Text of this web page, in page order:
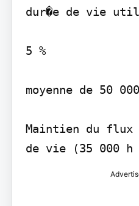
dur�e de vie
5 %
moyenne de 50
Maintien du flux
de vie (35 000 h